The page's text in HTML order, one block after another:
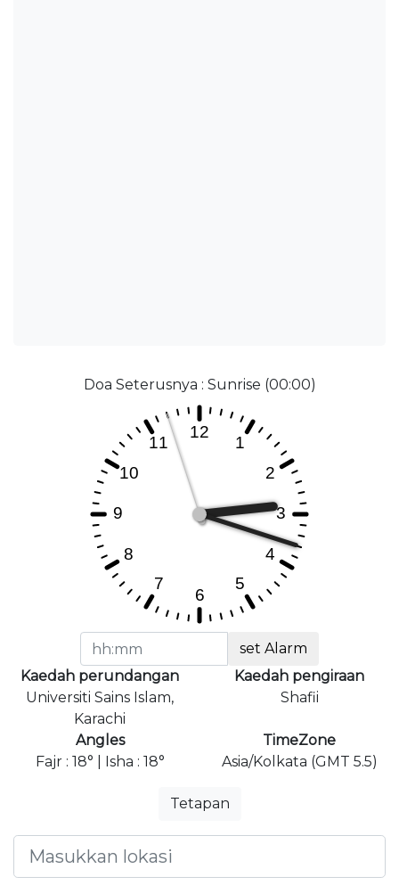
Doa Seterusnya : Sunrise (00:00)
set Alarm
Kaedah perundangan
Universiti Sains Islam,
Karachi
Kaedah pengiraan
Shafii
Angles
Fajr : 18° | Isha : 18°
TimeZone
Asia/Kolkata (GMT 5.5)
Tetapan